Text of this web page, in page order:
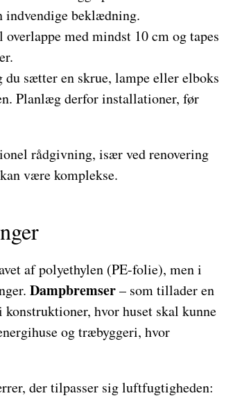
indvendige beklædning.
overlappe med mindst 10 cm og tapes
du sætter en skrue, lampe eller elboks
Planlæg derfor installationer, før
rådgivning, især ved renovering
være komplekse.
af polyethylen (PE-folie), men i
Dampbremser– som tillader en
hvor huset skal kunne
og træbyggeri, hvor
der tilpasser sig luftfugtigheden: